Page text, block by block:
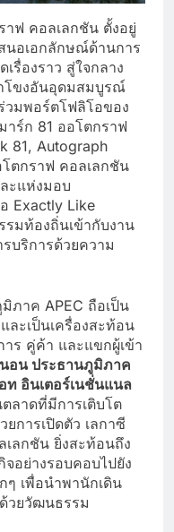
าฟ คอลเลกชัน ตั้งอยู่
นอเอกลักษณ์ด้านการ
รื่องราว สู่ใจกลาง
โขงอันอุดมสมบูรณ์
วมพอร์ตโฟลิโอของ
าร์ก 81 ออโตกราฟ
81, Autograph
ตกราฟ คอลเลกชัน
ะแห่งมอบ
Exactly Like
มท้องถิ่นเข้ากับงาน
บริการด้วยความ
ภาค APEC ถือเป็น
ละเป็นเครื่องสะท้อน
าร คู่ค้า และแขกผู้เข้า
นอน ประธานภูมิภาค
ท อินเตอร์เนชั่นแนล
ลาดที่มีการเติบโต
การเปิดตัว เลกาซี
เลกชัน ยิ่งสะท้อนถึง
อย่างรอบคอบไปยัง
ๆ เพื่อนำพานักเดิน
วยวัฒนธรรม